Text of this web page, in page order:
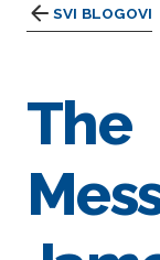
SVI BLOGOVI
The